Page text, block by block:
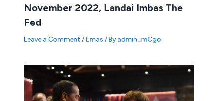
November 2022, Landai Imbas The
Fed
Leave a Comment /Emas / By admin_mCgo